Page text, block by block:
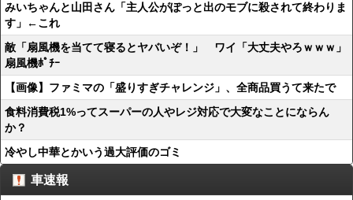
みいちゃんと山田さん「主人公がぽっと出のモブに殺されて終わりま
す」←これ
敵「扇風機を当てて寝るとヤバいぞ！」 ワイ「大丈夫やろｗｗｗ」
扇風機ﾎﾟﾁｰ
【画像】ファミマの「盛りすぎチャレンジ」、全商品買うて来たで
食料消費税1%ってスーパーの人やレジ対応で大変なことにならん
か？
冷やし中華とかいう過大評価のゴミ
車速報